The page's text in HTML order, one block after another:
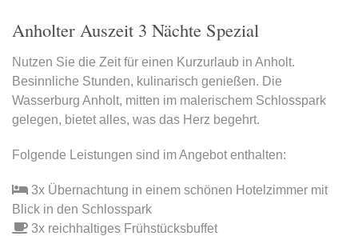
Anholter Auszeit 3 Nächte Spezial
Nutzen Sie die Zeit für einen Kurzurlaub in Anholt.
Besinnliche Stunden, kulinarisch genießen. Die
Wasserburg Anholt, mitten im malerischem Schlosspark
gelegen, bietet alles, was das Herz begehrt.
Folgende Leistungen sind im Angebot enthalten:
3x Übernachtung in einem schönen Hotelzimmer mit
Blick in den Schlosspark
3x reichhaltiges Frühstücksbuffet